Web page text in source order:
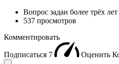
Вопрос задан более трёх
537 просмотров
Комментировать
Подписаться 7 Оценить